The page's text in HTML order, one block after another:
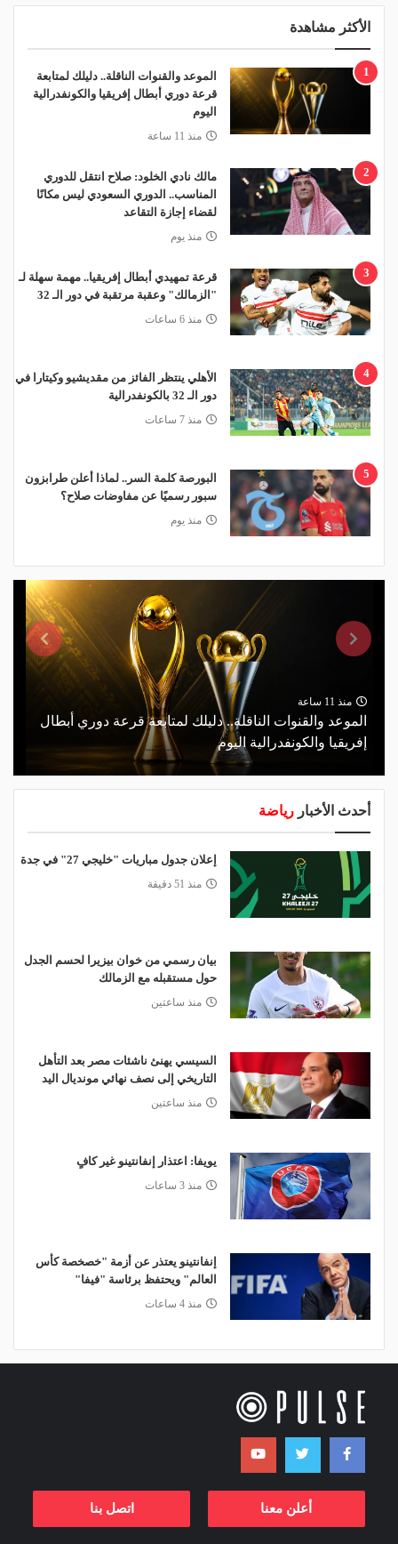
الأكثر مشاهدة
1
الموعد والقنوات الناقلة.. دليلك لمتابعة
قرعة دوري أبطال إفريقيا والكونفدرالية
اليوم
منذ 11 ساعة
2
مالك نادي الخلود: صلاح انتقل للدوري
المناسب.. الدوري السعودي ليس مكانًا
لقضاء إجازة التقاعد
منذ يوم
3
قرعة تمهيدي أبطال إفريقيا.. مهمة سهلة لـ
"الزمالك" وعقبة مرتقبة في دور الـ 32
منذ 6 ساعات
4
الأهلي ينتظر الفائز من مقديشيو وكيتارا في
دور الـ 32 بالكونفدرالية
منذ 7 ساعات
5
البورصة كلمة السر.. لماذا أعلن طرابزون
سبور رسميًا عن مفاوضات صلاح؟
منذ يوم
منذ 11 ساعة
الموعد والقنوات الناقلة.. دليلك لمتابعة قرعة دوري أبطال
إفريقيا والكونفدرالية اليوم
أحدث الأخبار رياضة
إعلان جدول مباريات "خليجي 27" في جدة
منذ 51 دقيقة
بيان رسمي من خوان بيزيرا لحسم الجدل
حول مستقبله مع الزمالك
منذ ساعتين
السيسي يهنئ ناشئات مصر بعد التأهل
التاريخي إلى نصف نهائي مونديال اليد
منذ ساعتين
يويفا: اعتذار إنفانتينو غير كافٍ
منذ 3 ساعات
إنفانتينو يعتذر عن أزمة "خصخصة كأس
العالم" ويحتفظ برئاسة "فيفا"
منذ 4 ساعات
أعلن معنا اتصل بنا